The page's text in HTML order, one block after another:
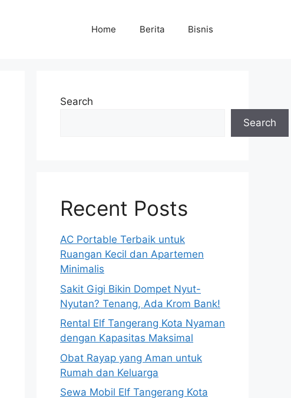
Home Berita Bisnis
Search
Search
Recent Posts
AC Portable Terbaik untuk
Ruangan Kecil dan Apartemen
Minimalis
Sakit Gigi Bikin Dompet Nyut-
Nyutan? Tenang, Ada Krom Bank!
Rental Elf Tangerang Kota Nyaman
dengan Kapasitas Maksimal
Obat Rayap yang Aman untuk
Rumah dan Keluarga
Sewa Mobil Elf Tangerang Kota